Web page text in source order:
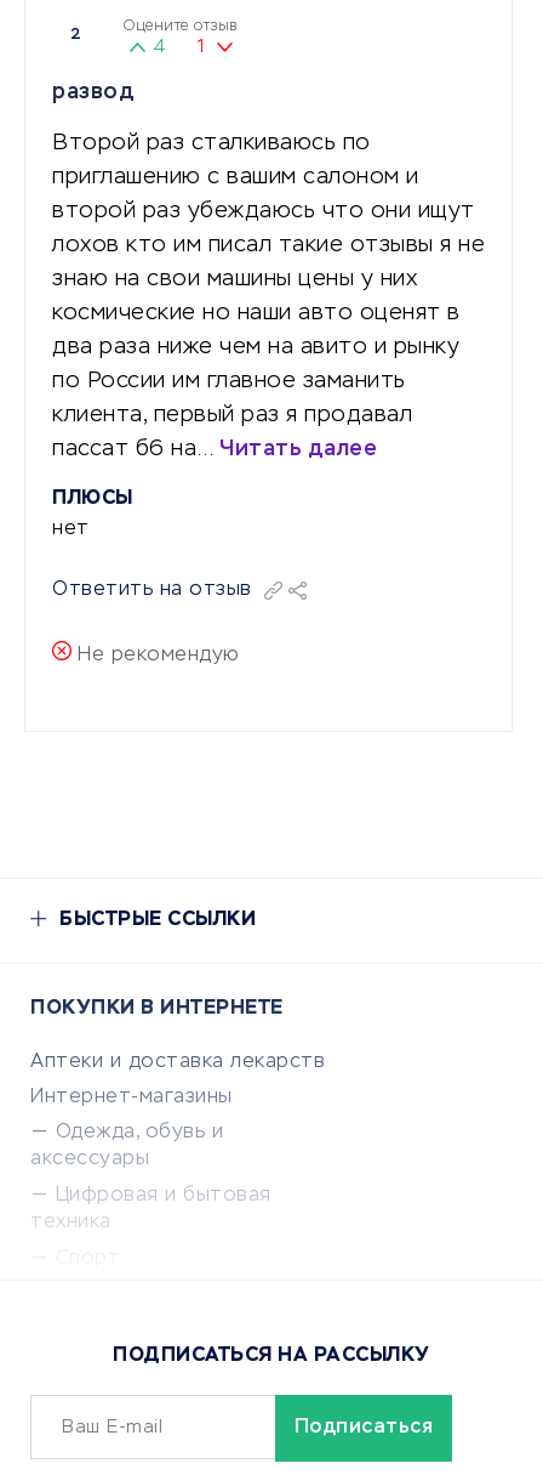
2
Оцените отзыв
4 1
развод
Второй раз сталкиваюсь по
приглашению с вашим салоном и
второй раз убеждаюсь что они ищут
лохов кто им писал такие отзывы я не
знаю на свои машины цены у них
космические но наши авто оценят в
два раза ниже чем на авито и рынку
по России им главное заманить
клиента, первый раз я продавал
пассат б6 на… Читать далее
ПЛЮСЫ
нет
Ответить на отзыв
Не рекомендую
БЫСТРЫЕ ССЫЛКИ
ПОКУПКИ В ИНТЕРНЕТЕ
Аптеки и доставка лекарств
Интернет-магазины
Одежда, обувь и
аксессуары
Цифровая и бытовая
техника
Сервисы доставки
ОБУЧЕНИЕ И РАБОТА
ПОДПИСАТЬСЯ НА РАССЫЛКУ